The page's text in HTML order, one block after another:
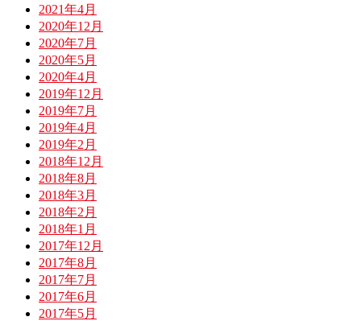
2021年4月
2020年12月
2020年7月
2020年5月
2020年4月
2019年12月
2019年7月
2019年4月
2019年2月
2018年12月
2018年8月
2018年3月
2018年2月
2018年1月
2017年12月
2017年8月
2017年7月
2017年6月
2017年5月